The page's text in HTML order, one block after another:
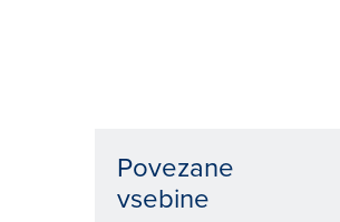
Povezane
vsebine